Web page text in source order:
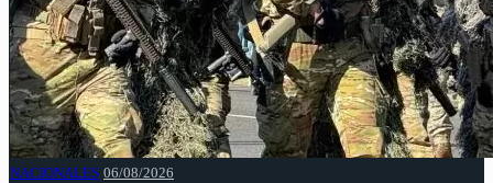
NACIONALES 06/08/2026